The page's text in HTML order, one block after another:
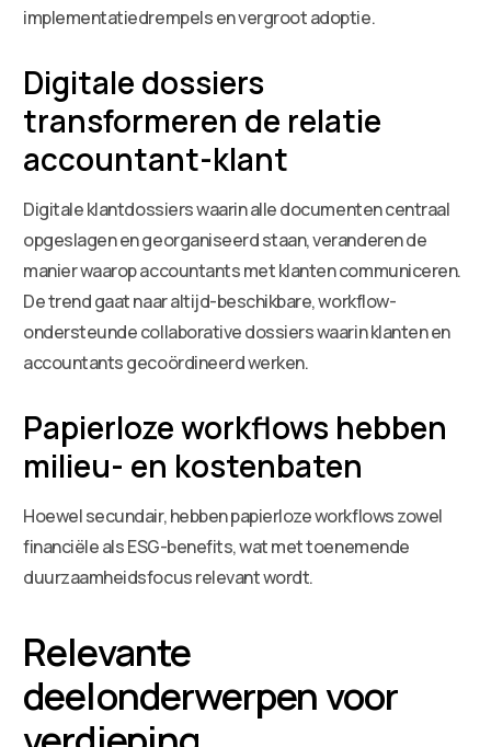
implementatiedrempels en vergroot adoptie.
Digitale dossiers
transformeren de relatie
accountant-klant
Digitale klantdossiers waarin alle documenten centraal
opgeslagen en georganiseerd staan, veranderen de
manier waarop accountants met klanten communiceren.
De trend gaat naar altijd-beschikbare, workflow-
ondersteunde collaborative dossiers waarin klanten en
accountants gecoördineerd werken.
Papierloze workflows hebben
milieu- en kostenbaten
Hoewel secundair, hebben papierloze workflows zowel
financiële als ESG-benefits, wat met toenemende
duurzaamheidsfocus relevant wordt.
Relevante
deelonderwerpen voor